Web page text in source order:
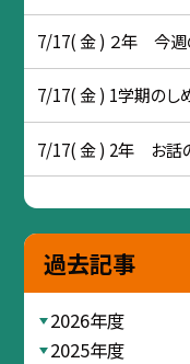
7/17( 金 ) ２年 今週
7/17( 金 ) 1学期のし
7/17( 金 ) 2年 お話
過去記事
2026年度
2025年度